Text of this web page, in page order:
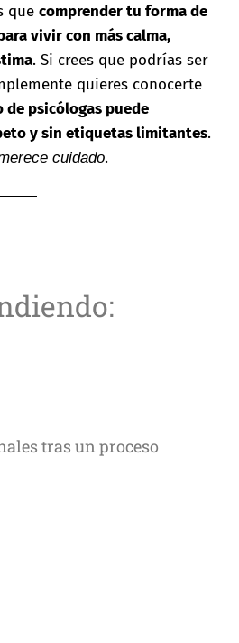
que comprender tu forma de
vivir con más calma,
. Si crees que podrías ser
quieres conocerte
de psicólogas puede
y sin etiquetas limitantes.
cuidado.
tras un proceso